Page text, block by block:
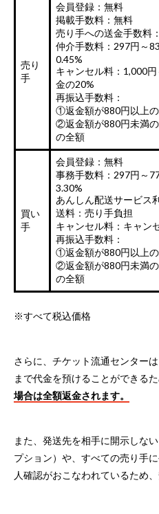
売り
手
会員登録：無料
掲載手数料：無料
売り手への送金手数料
仲介手数料：297円～
0.45%
キャンセル料：1,000
金の20%
再振込手数料：
①返金額が880円以上
②返金額が880円未満
の全額
買い
手
会員登録：無料
事務手数料：297円～
3.30%
あんしん配送サービス
送料：売り手負担
キャンセル料：キャン
再振込手数料：
①返金額が880円以上
②返金額が880円未満
の全額
※すべて税込価格
さらに、チケット流通センター
まで代金を預けることができるた
場合は全額返金されます。
また、発送先を相手に開示しな
プション）や、すべての売り手
人確認がおこなわれているため